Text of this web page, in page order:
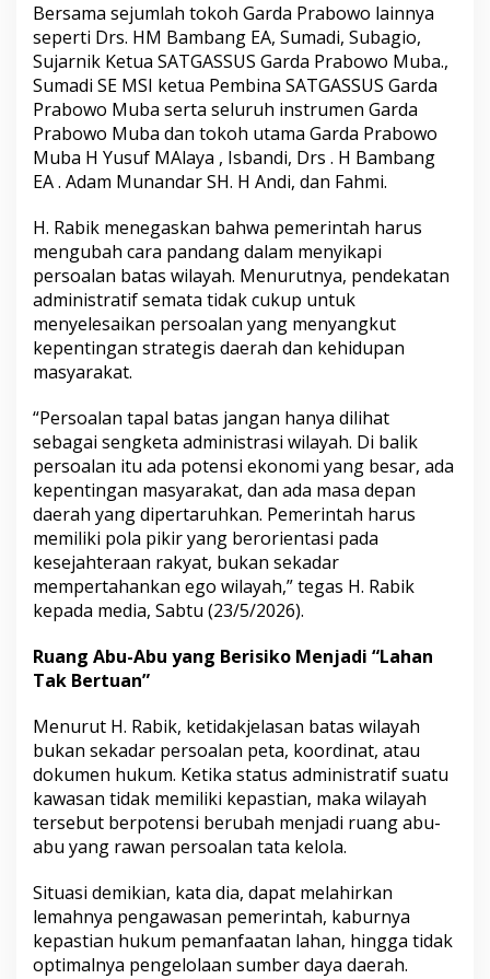
k
a
r
D
a
m
p
a
k
B
s
a
r
K
o
n
f
k
T
a
p
a
l
B
a
t
a
s
b
M
u
r
a
a
r
M
a
s
a
Bersama sejumlah tokoh Garda Prabowo lainnya
seperti Drs. HM Bambang EA, Sumadi, Subagio,
Sujarnik Ketua SATGASSUS Garda Prabowo Muba.,
Sumadi SE MSI ketua Pembina SATGASSUS Garda
Prabowo Muba serta seluruh instrumen Garda
Prabowo Muba dan tokoh utama Garda Prabowo
Muba H Yusuf MAlaya , Isbandi, Drs . H Bambang
EA . Adam Munandar SH. H Andi, dan Fahmi.
H. Rabik menegaskan bahwa pemerintah harus
mengubah cara pandang dalam menyikapi
persoalan batas wilayah. Menurutnya, pendekatan
administratif semata tidak cukup untuk
menyelesaikan persoalan yang menyangkut
kepentingan strategis daerah dan kehidupan
masyarakat.
“Persoalan tapal batas jangan hanya dilihat
sebagai sengketa administrasi wilayah. Di balik
persoalan itu ada potensi ekonomi yang besar, ada
kepentingan masyarakat, dan ada masa depan
daerah yang dipertaruhkan. Pemerintah harus
memiliki pola pikir yang berorientasi pada
kesejahteraan rakyat, bukan sekadar
mempertahankan ego wilayah,” tegas H. Rabik
kepada media, Sabtu (23/5/2026).
Ruang Abu-Abu yang Berisiko Menjadi “Lahan
Tak Bertuan”
Menurut H. Rabik, ketidakjelasan batas wilayah
bukan sekadar persoalan peta, koordinat, atau
dokumen hukum. Ketika status administratif suatu
kawasan tidak memiliki kepastian, maka wilayah
tersebut berpotensi berubah menjadi ruang abu-
abu yang rawan persoalan tata kelola.
Situasi demikian, kata dia, dapat melahirkan
lemahnya pengawasan pemerintah, kaburnya
kepastian hukum pemanfaatan lahan, hingga tidak
optimalnya pengelolaan sumber daya daerah.